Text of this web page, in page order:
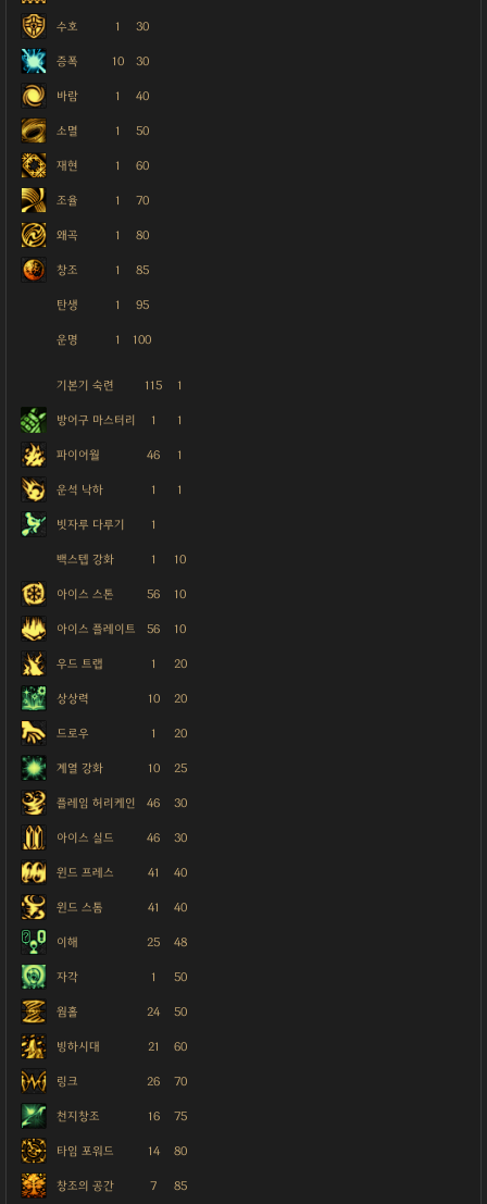
수호 1 30
증폭 10 30
바람 1 40
소멸 1 50
재현 1 60
조율 1 70
왜곡 1 80
창조 1 85
탄생 1 95
운명 1 100
기본기 숙련 115 1
방어구 마스터리 1 1
파이어월 46 1
운석 낙하 1 1
빗자루 다루기 1
백스텝 강화 1 10
아이스 스톤 56 10
아이스 플레이트 56 10
우드 트랩 1 20
상상력 10 20
드로우 1 20
계열 강화 10 25
플레임 허리케인 46 30
아이스 실드 46 30
윈드 프레스 41 40
윈드 스톰 41 40
이해 25 48
자각 1 50
웜홀 24 50
빙하시대 21 60
링크 26 70
천지창조 16 75
타임 포워드 14 80
창조의 공간 7 85